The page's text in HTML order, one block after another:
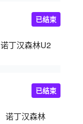
诺丁汉森林U21
已结束
诺丁汉森林
已结束